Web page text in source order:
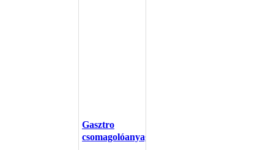
Gasztro
csomagolóanyagok